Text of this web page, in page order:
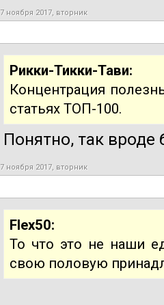
7 ноября 2017, вторник
Рикки-Тикки-Тави:
Концентрация
статьях ТОП-100.
Понятно, так вроде
7 ноября 2017, вторник
Flex50:
То что это не наши
свою половую